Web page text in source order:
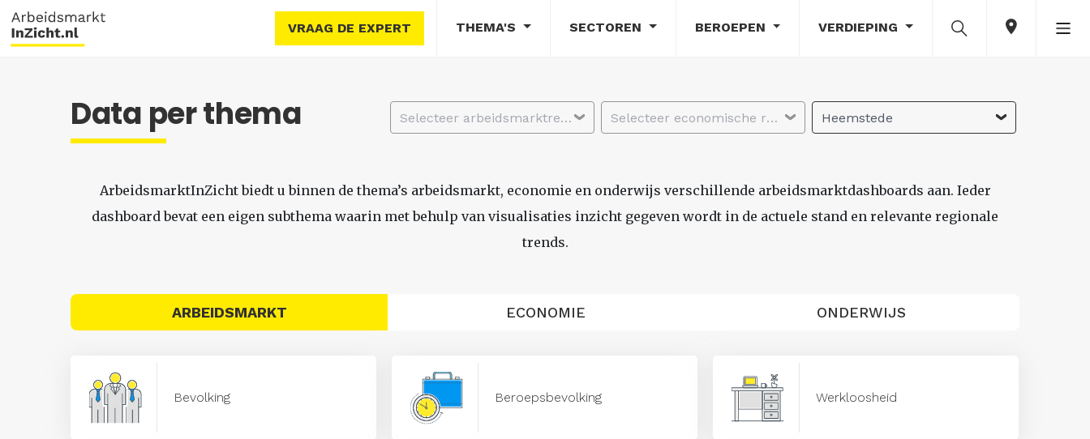
VRAAG DE EXPERT THEMA'S SECTOREN BEROEPEN VERDIEPING
Data per thema Selecteer arbeidsmarktregio Selecteer economische regio Heemstede
ArbeidsmarktInZicht biedt u binnen de thema’s arbeidsmarkt, economie en onderwijs verschillende arbeidsmarktdashboards aan. Ieder
dashboard bevat een eigen subthema waarin met behulp van visualisaties inzicht gegeven wordt in de actuele stand en relevante regionale
trends.
ARBEIDSMARKT ECONOMIE ONDERWIJS
Bevolking Beroepsbevolking Werkloosheid